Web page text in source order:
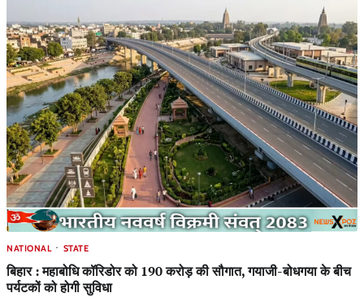
NATIONAL STATE
बिहार : महाबोधि कॉरिडोर को 190 करोड़ की सौगात, गयाजी-बोधगया के बीच
पर्यटकों को होगी सुविधा